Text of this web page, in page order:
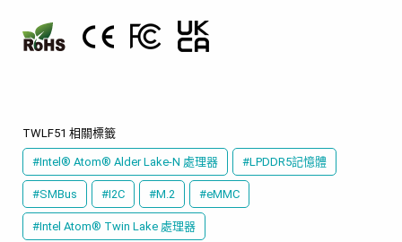
TWLF51 相關標籤
#Intel® Atom® Alder Lake-N 處理器 #LPDDR5記憶體
#SMBus #I2C #M.2 #eMMC
#Intel Atom® Twin Lake 處理器